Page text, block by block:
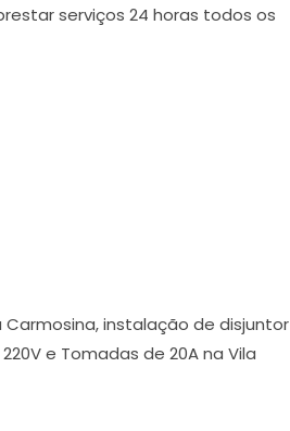
serviços 24 horas todos os
instalação de disjuntor
e Tomadas de 20A na Vila